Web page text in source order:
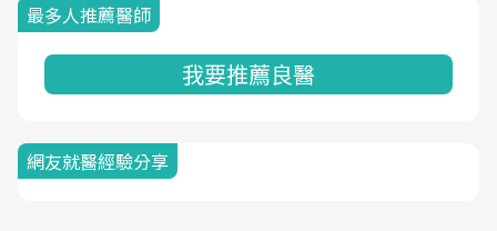
最多人推薦醫師
我要推薦良醫
網友就醫經驗分享